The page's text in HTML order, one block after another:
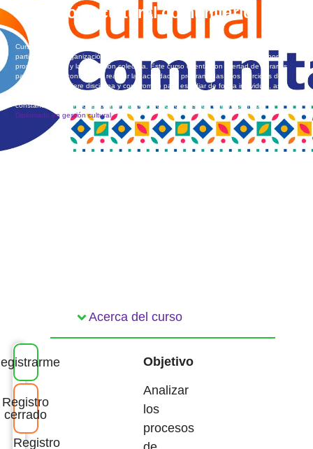
Desarrollo cultural comunitario
Curso en línea, masivo, sin tutor, donde los participantes analizarán los procesos de
participación y organización comunitaria en torno al arte y la cultura, pasando por la
propia identidad y la dimensión colectiva. Este curso cuenta con libertad de horarios
para revisar los contenidos, realizar las actividades programadas y los ejercicios de
evaluación. Requiere disciplina y compromiso para estudiar de forma individual, así
constancia de término recibirán invitación a otros cursos que forman parte del
Diplomado en gestión cultural
Acerca del curso
Objetivo
Analizar
los
procesos
Registro
cerrado
Registro